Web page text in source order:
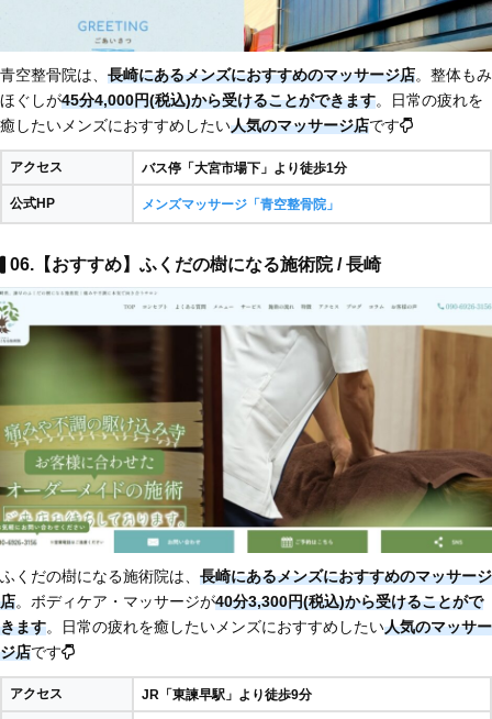
青空整骨院は、 長崎にあるメンズにおすすめのマッサージ店。整体もみ
ほぐしが45分4,000円(税込)から受けることができます。日常の疲れを
癒したいメンズにおすすめしたい人気のマッサージ店です
アクセス バス停「大宮市場下」より徒歩1分
公式HP メンズマッサージ「青空整骨院」
06.【おすすめ】ふくだの樹になる施術院 / 長崎
ふくだの樹になる施術院は、 長崎にあるメンズにおすすめのマッサージ
店。ボディケア・マッサージが40分3,300円(税込)から受けることがで
きます。日常の疲れを癒したいメンズにおすすめしたい人気のマッサー
ジ店です
アクセス JR「東諫早駅」より徒歩9分